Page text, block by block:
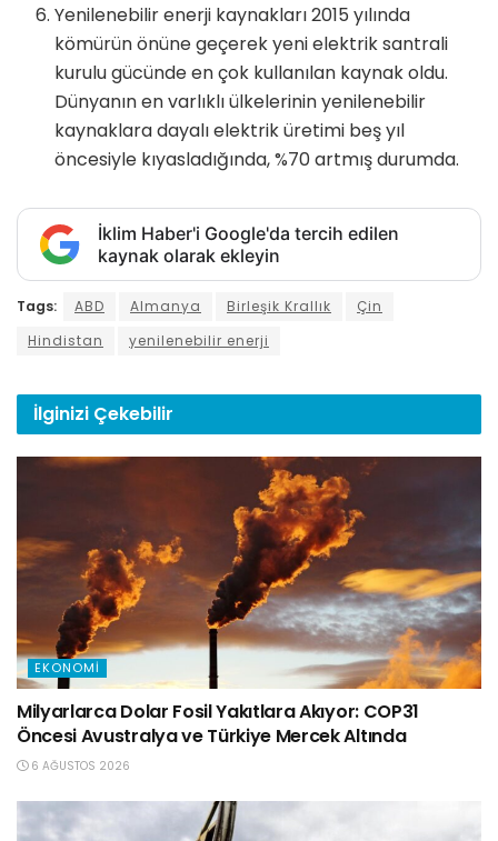
Yenilenebilir enerji kaynakları 2015 yılında
kömürün önüne geçerek yeni elektrik santrali
kurulu gücünde en çok kullanılan kaynak oldu.
Dünyanın en varlıklı ülkelerinin yenilenebilir
kaynaklara dayalı elektrik üretimi beş yıl
öncesiyle kıyasladığında, %70 artmış durumda.
İklim Haber'i Google'da tercih edilen
kaynak olarak ekleyin
Tags: ABD Almanya Birleşik Krallık
Çin
Hindistan
yenilenebilir enerji
İlginizi Çekebilir
EKONOMI
Milyarlarca Dolar Fosil Yakıtlara Akıyor: COP31
Öncesi Avustralya ve Türkiye Mercek Altında
6 AĞUSTOS 2026